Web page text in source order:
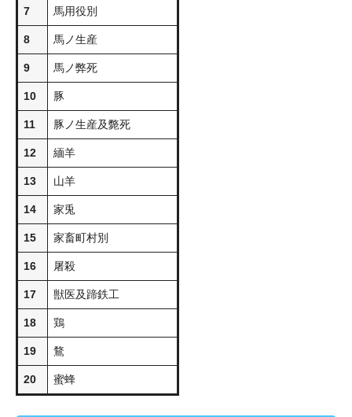
7 馬用役別
8 馬ノ生産
9 馬ノ弊死
10 豚
11 豚ノ生産及斃死
12 緬羊
13 山羊
14 家兎
15 家畜町村別
16 屠殺
17 獣医及蹄鉄工
18 鶏
19 鶩
20 蜜蜂